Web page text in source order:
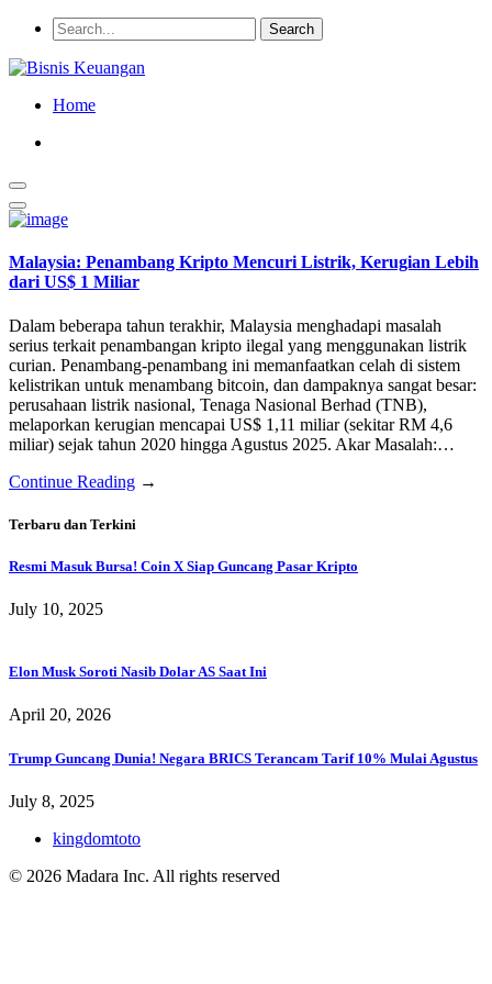
Home
Malaysia: Penambang Kripto Mencuri Listrik, Kerugian Lebih
dari US$ 1 Miliar
Dalam beberapa tahun terakhir, Malaysia menghadapi masalah
serius terkait penambangan kripto ilegal yang menggunakan listrik
curian. Penambang-penambang ini memanfaatkan celah di sistem
kelistrikan untuk menambang bitcoin, dan dampaknya sangat besar:
perusahaan listrik nasional, Tenaga Nasional Berhad (TNB),
melaporkan kerugian mencapai US$ 1,11 miliar (sekitar RM 4,6
miliar) sejak tahun 2020 hingga Agustus 2025. Akar Masalah:…
Continue Reading →
Terbaru dan Terkini
Resmi Masuk Bursa! Coin X Siap Guncang Pasar Kripto
July 10, 2025
Elon Musk Soroti Nasib Dolar AS Saat Ini
April 20, 2026
Trump Guncang Dunia! Negara BRICS Terancam Tarif 10% Mulai Agustus
July 8, 2025
kingdomtoto
© 2026 Madara Inc. All rights reserved